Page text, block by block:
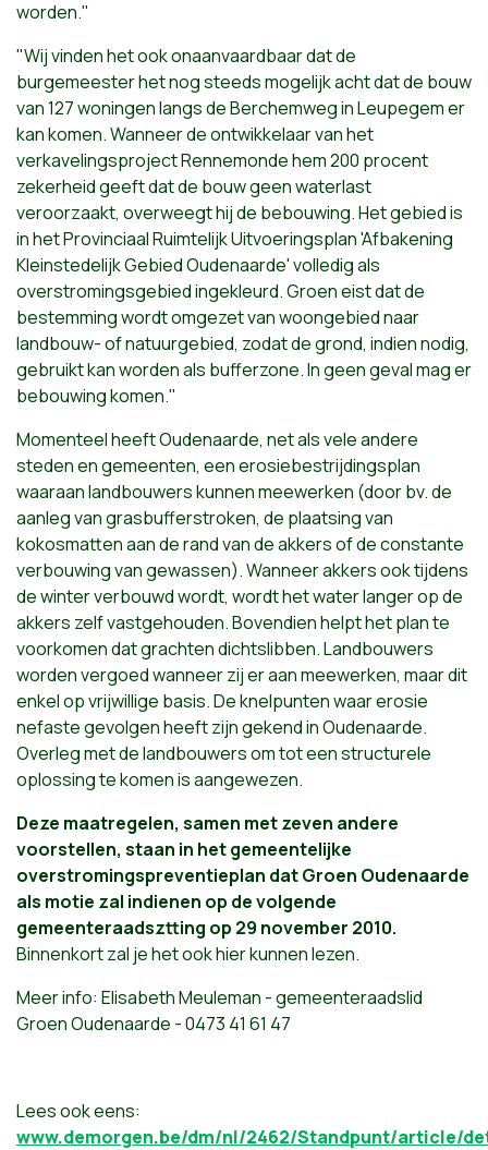
worden."
"Wij vinden het ook onaanvaardbaar dat de
burgemeester het nog steeds mogelijk acht dat de bouw
van 127 woningen langs de Berchemweg in Leupegem er
kan komen. Wanneer de ontwikkelaar van het
verkavelingsproject Rennemonde hem 200 procent
zekerheid geeft dat de bouw geen waterlast
veroorzaakt, overweegt hij de bebouwing. Het gebied is
in het Provinciaal Ruimtelijk Uitvoeringsplan 'Afbakening
Kleinstedelijk Gebied Oudenaarde' volledig als
overstromingsgebied ingekleurd. Groen eist dat de
bestemming wordt omgezet van woongebied naar
landbouw- of natuurgebied, zodat de grond, indien nodig,
gebruikt kan worden als bufferzone. In geen geval mag er
bebouwing komen."
Momenteel heeft Oudenaarde, net als vele andere
steden en gemeenten, een erosiebestrijdingsplan
waaraan landbouwers kunnen meewerken (door bv. de
aanleg van grasbufferstroken, de plaatsing van
kokosmatten aan de rand van de akkers of de constante
verbouwing van gewassen). Wanneer akkers ook tijdens
de winter verbouwd wordt, wordt het water langer op de
akkers zelf vastgehouden. Bovendien helpt het plan te
voorkomen dat grachten dichtslibben. Landbouwers
worden vergoed wanneer zij er aan meewerken, maar dit
enkel op vrijwillige basis. De knelpunten waar erosie
nefaste gevolgen heeft zijn gekend in Oudenaarde.
Overleg met de landbouwers om tot een structurele
oplossing te komen is aangewezen.
Deze maatregelen, samen met zeven andere
voorstellen, staan in het gemeentelijke
overstromingspreventieplan dat Groen Oudenaarde
als motie zal indienen op de volgende
gemeenteraadsztting op 29 november 2010.
Binnenkort zal je het ook hier kunnen lezen.
Meer info: Elisabeth Meuleman - gemeenteraadslid
Groen Oudenaarde - 0473 41 61 47
Lees ook eens:
www.demorgen.be/dm/nl/2462/Standpunt/article/